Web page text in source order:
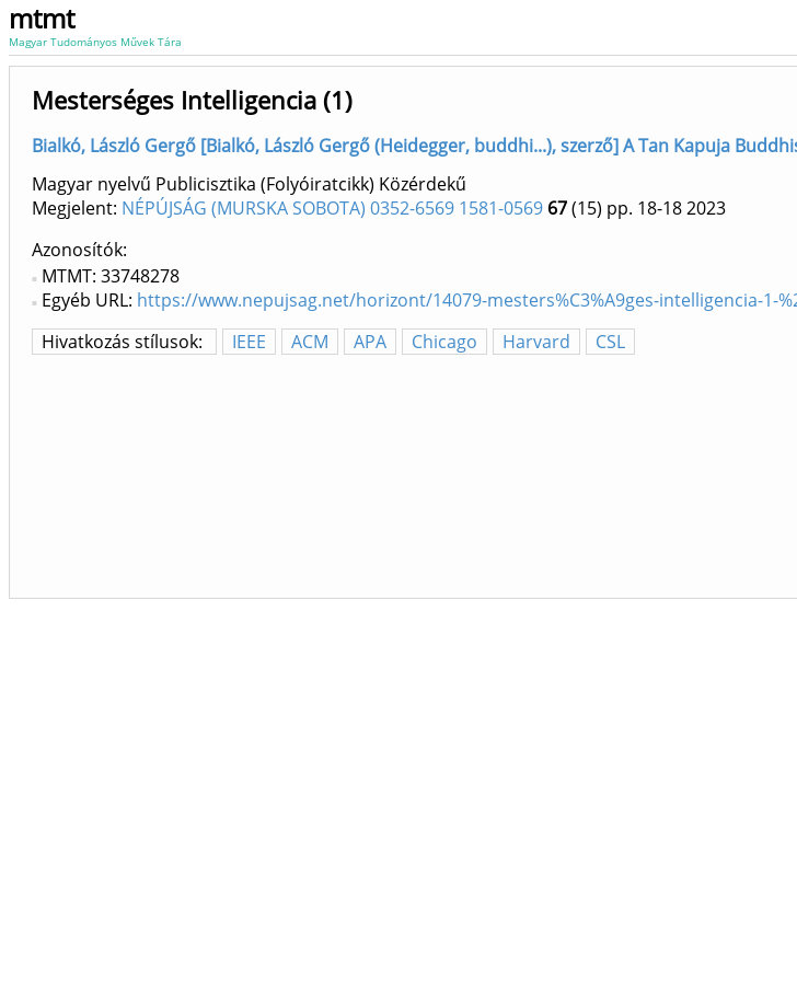
mtmt
Magyar Tudományos Művek Tára
Mesterséges Intelligencia (1)
Bialkó, László Gergő [Bialkó, László Gergő (Heidegger, buddhi...), szerző] A Tan Kapuja
Magyar nyelvű Publicisztika (Folyóiratcikk) Közérdekű
Megjelent: NÉPÚJSÁG ( MURSKA SOBOTA ) 0352-6569 1581-0569 67(15) pp. 18-182023
Azonosítók
MTMT: 33748278
Egyéb URL: https://www.nepujsag.net/horizont/14079-mesters%C3%A9ges-intelligencia-1-
Hivatkozás stílusok:
IEEE ACM APA Chicago Harvard CSL